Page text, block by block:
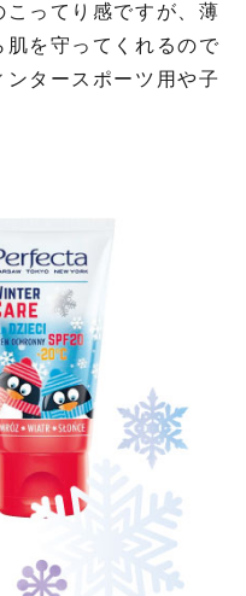
ってり感ですが、薄
を守ってくれるので
タースポーツ用や子